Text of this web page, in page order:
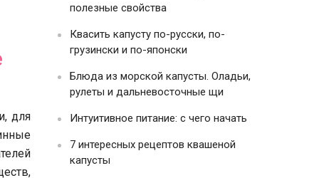
для
полезные свойства
Квасить капусту по-русски, по-
грузински и по-японски
Блюда из морской капусты. Оладьи,
рулеты и дальневосточные щи
Интуитивное питание: с чего начать
7 интересных рецептов квашеной
капусты